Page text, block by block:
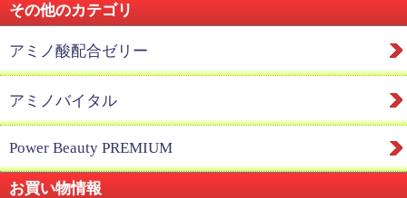
その他のカテゴリ
アミノ酸配合ゼリー
アミノバイタル
Power Beauty PREMIUM
お買い物情報